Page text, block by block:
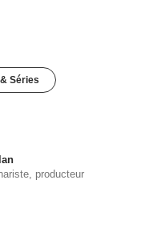
Séries
producteur